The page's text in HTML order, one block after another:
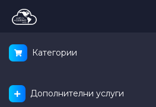
Категории
Дополнителни услуги